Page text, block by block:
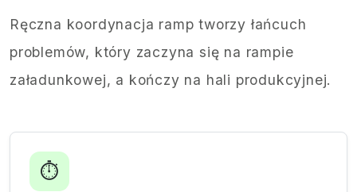
Ręczna koordynacja ramp tworzy łańcuch
problemów, który zaczyna się na rampie
załadunkowej, a kończy na hali produkcyjnej.
⏱️